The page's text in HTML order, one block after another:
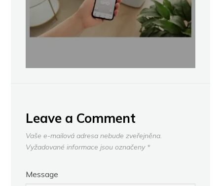
Leave a Comment
Vaše e-mailová adresa nebude zveřejněna.
Vyžadované informace jsou označeny *
Message